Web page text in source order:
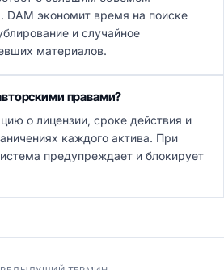
DAM экономит время на поиске
и случайное
материалов.
правами?
о лицензии, сроке действия и
каждого актива. При
предупреждает и блокирует